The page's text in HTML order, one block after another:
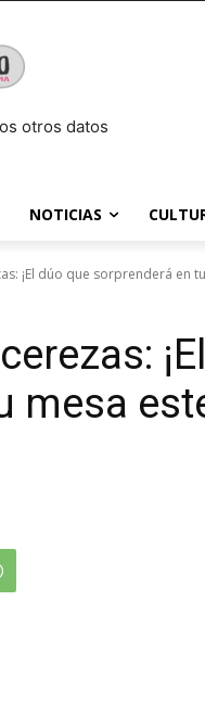
otros datos
NOTICIAS
¡El dúo que sorprenderá en
mesa